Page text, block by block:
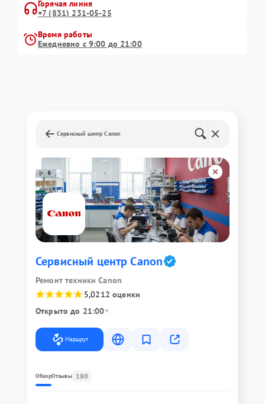
Горячая линия
+7 (831) 231-05-25
Время работы
Ежедневно с 9:00 до 21:00
Сервисный центр Canon
Сервисный центр Canon
Ремонт техники Canon
5,0212 оценки
Открыто до 21:00
Маршрут
ОбзорОтзывы 180